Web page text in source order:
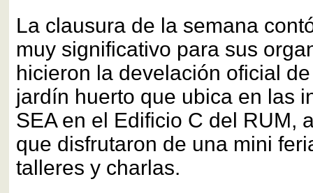
La clausura de la semana
muy significativo para sus
hicieron la develación oficial
jardín huerto que ubica en las
SEA en el Edificio C del RUM,
que disfrutaron de una mini
talleres y charlas.